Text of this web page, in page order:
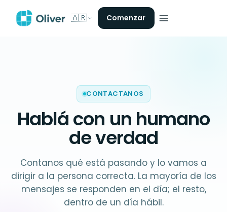
🇦🇷 Comenzar
CONTACTANOS
Hablá con un humano
de verdad
Contanos qué está pasando y lo vamos a
dirigir a la persona correcta. La mayoría de los
mensajes se responden en el día; el resto,
dentro de un día hábil.